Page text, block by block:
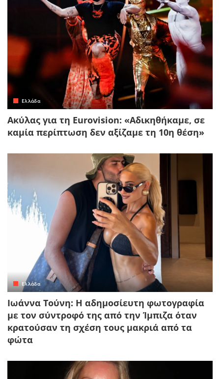
Ελλάδα
Ακύλας για τη Eurovision: «Αδικηθήκαμε, σε
καμία περίπτωση δεν αξίζαμε τη 10η θέση»
Ελλάδα
Ιωάννα Τούνη: Η αδημοσίευτη φωτογραφία
με τον σύντροφό της από την Ίμπιζα όταν
κρατούσαν τη σχέση τους μακριά από τα
φώτα